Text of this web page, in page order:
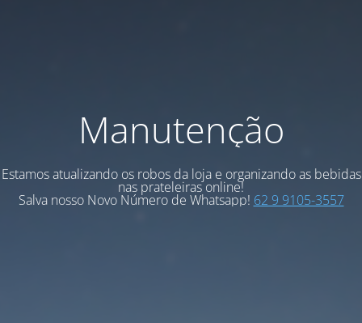
Manutenção
Estamos atualizando os robos da loja e organizando as bebidas
nas prateleiras online!
Salva nosso Novo Número de Whatsapp! 62 9 9105-3557